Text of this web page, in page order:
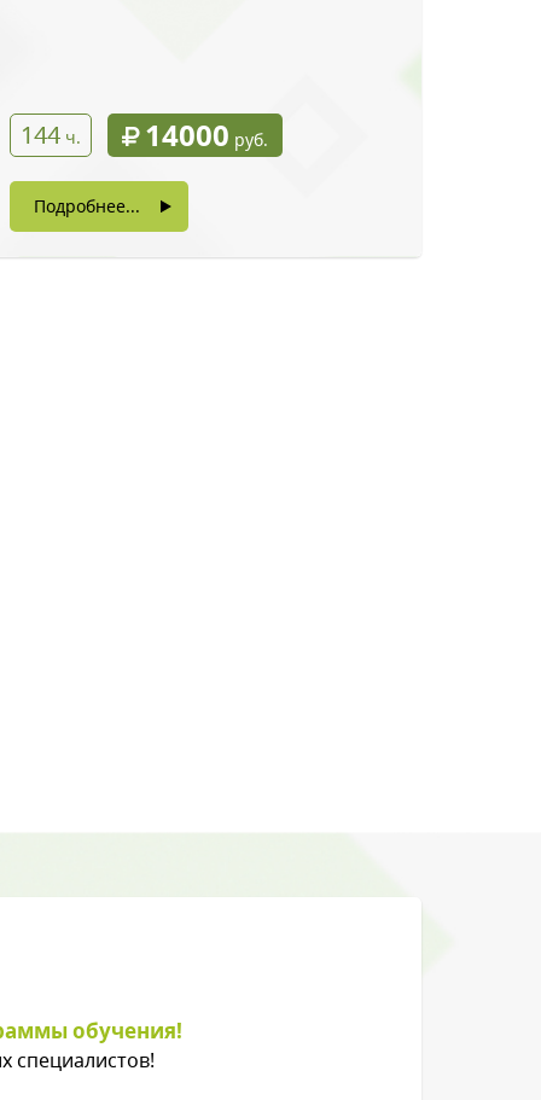
144 ч. 14000 руб.
Подробнее...
обучения!
специалистов!